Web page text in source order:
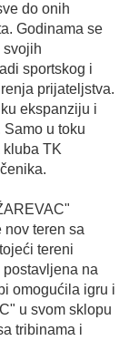
do onih
Godinama se
svojih
sportskog i
prijateljstva.
ekspanziju i
u toku
TK
nov teren sa
tereni
na
omogućila igru i
u svom sklopu
tribinama i